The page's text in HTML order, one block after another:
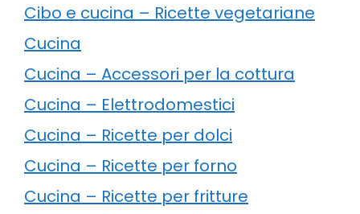
Cibo e cucina – Ricette vegetariane
Cucina
Cucina – Accessori per la cottura
Cucina – Elettrodomestici
Cucina – Ricette per dolci
Cucina – Ricette per forno
Cucina – Ricette per fritture